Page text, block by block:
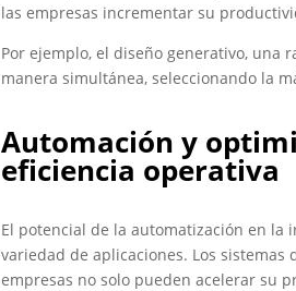
las empresas incrementar su
Por ejemplo, el diseño generativo, una
manera simultánea, seleccionando la
Automación y
eficiencia operativa
El potencial de la automatización en la
variedad de aplicaciones. Los
empresas no solo pueden acelerar su